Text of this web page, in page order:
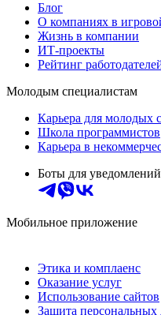
Блог
О компаниях в
Жизнь в компании
ИТ-проекты
Рейтинг
Молодым специалистам
Карьера для молодых
Школа программистов
Карьера в
Боты для уведомлений
Мобильное приложение
Этика и комплаенс
Оказание услуг
Использование сайтов
Защита